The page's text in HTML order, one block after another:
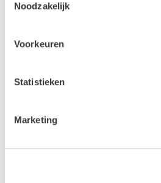
Noodzakelijk
Voorkeuren
Statistieken
Marketing